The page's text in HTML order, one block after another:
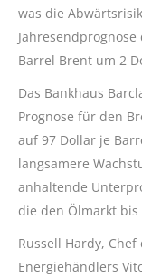
was die
Barrel Brent um 2
Das Bankhaus
Prognose für den
auf 97 Dollar je
langsamere
anhaltende
die den Ölmarkt
Russell Hardy,
Energiehändlers